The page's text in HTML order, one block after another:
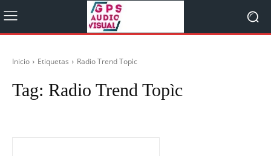
Inicio Etiquetas Radio Trend Topìc
Tag: Radio Trend Topìc